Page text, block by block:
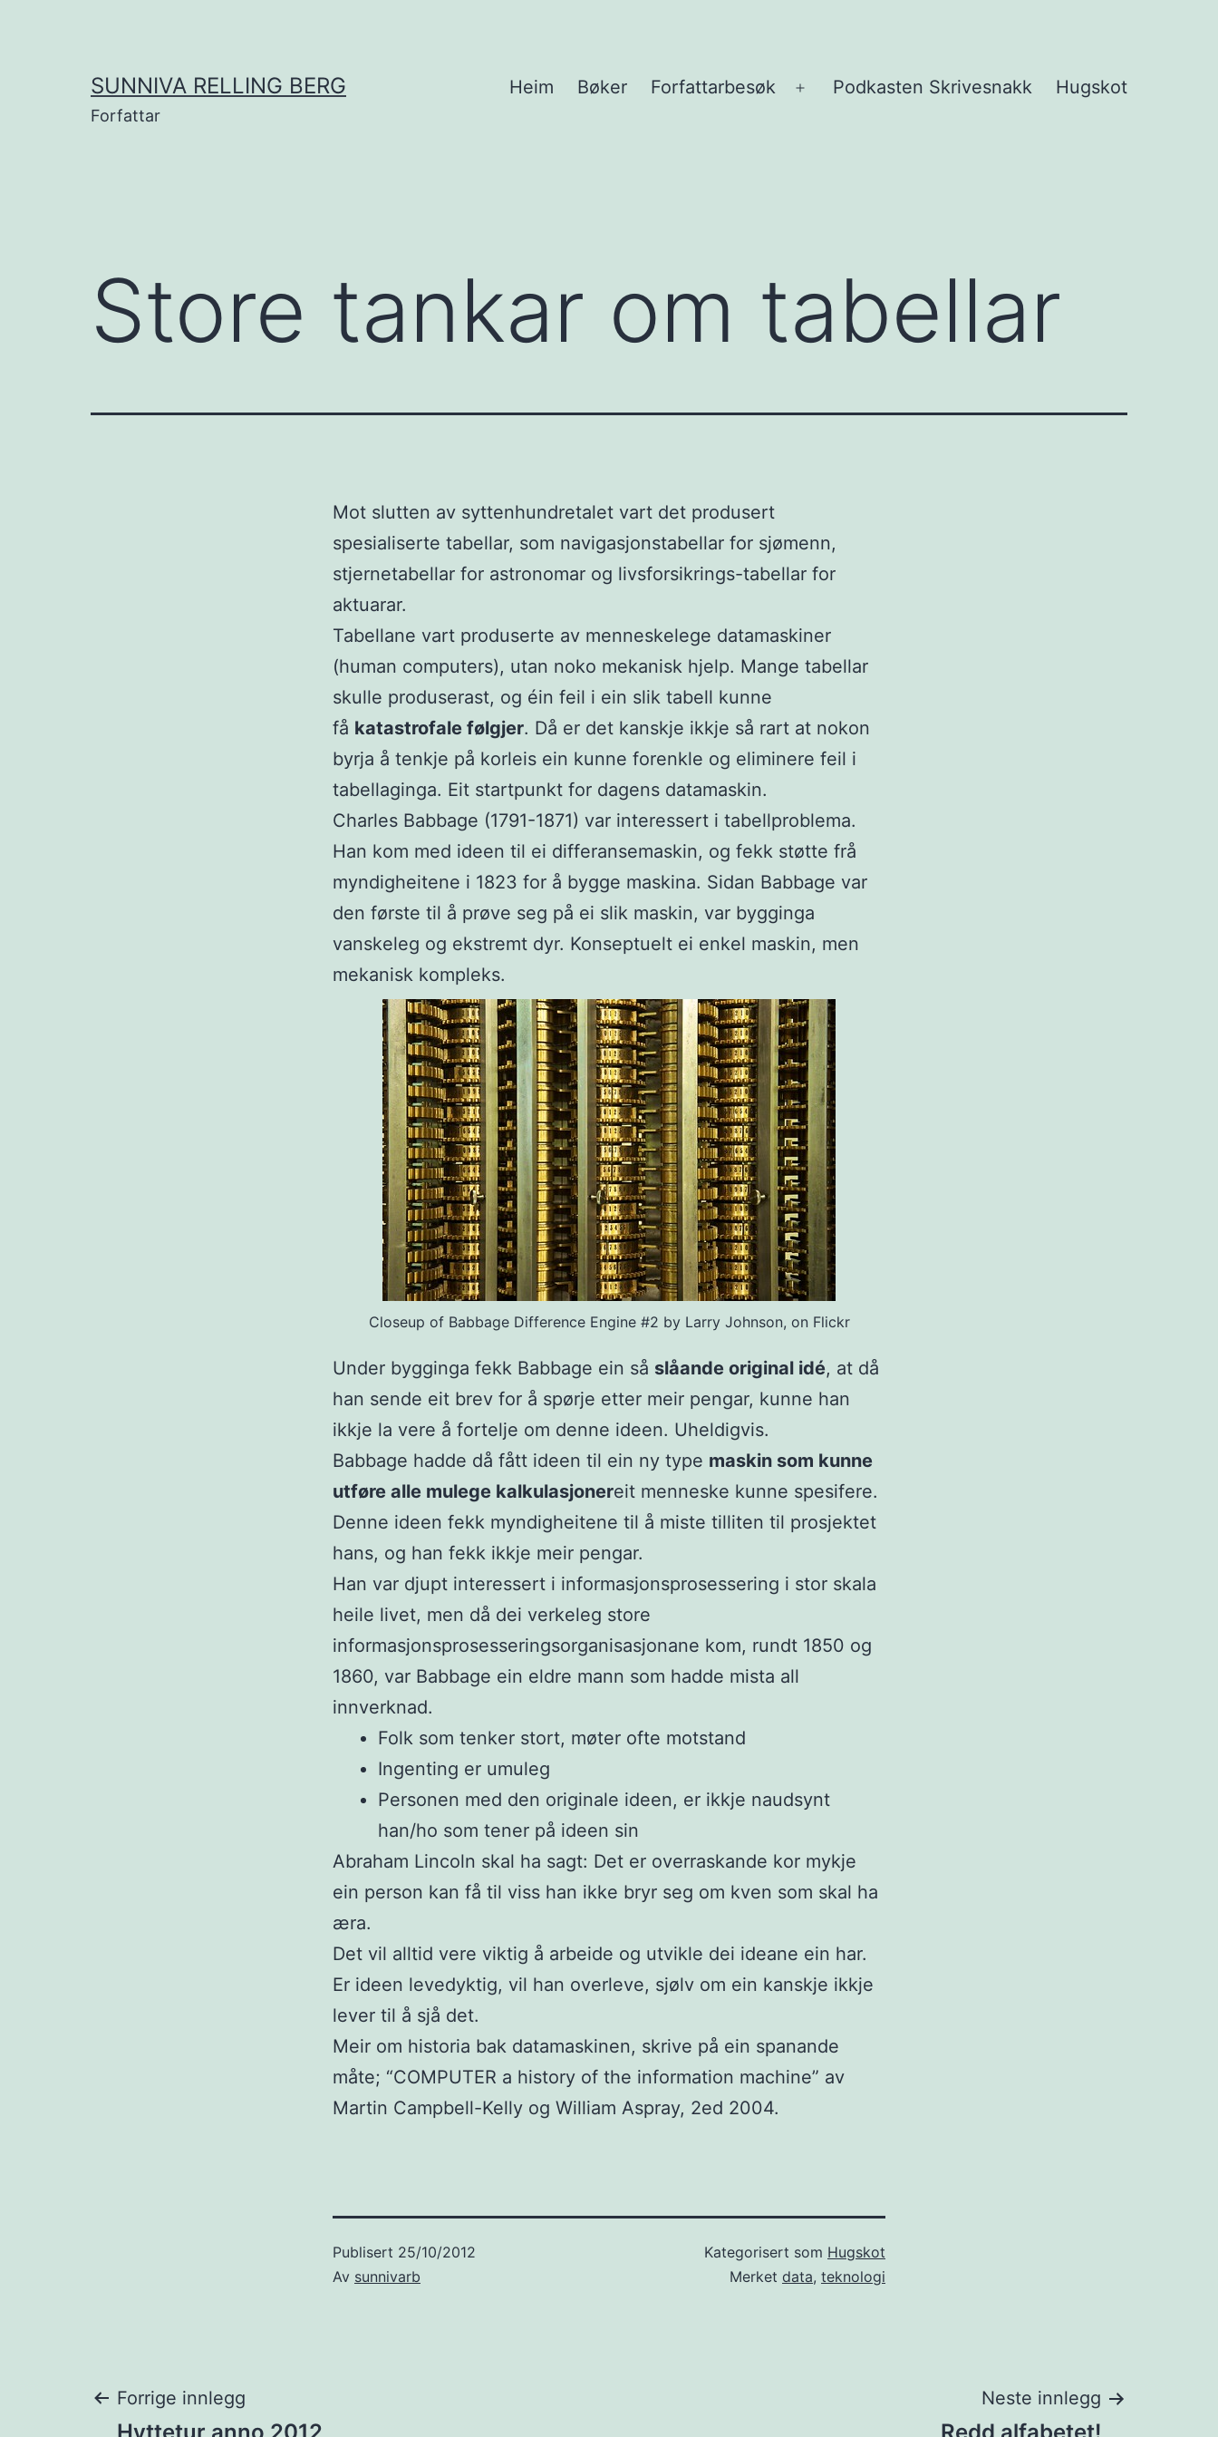
SUNNIVA RELLING BERG
Forfattar
Heim Bøker Forfattarbesøk
Åpne
Podkasten Skrivesnakk Hugskot
Store tankar om tabellar
Mot slutten av syttenhundretalet vart det produsert
spesialiserte tabellar, som navigasjonstabellar for sjømenn,
stjernetabellar for astronomar og livsforsikrings-tabellar for
aktuarar.
Tabellane vart produserte av menneskelege datamaskiner
(human computers), utan noko mekanisk hjelp. Mange tabellar
skulle produserast, og éin feil i ein slik tabell kunne
få katastrofale følgjer. Då er det kanskje ikkje så rart at nokon
byrja å tenkje på korleis ein kunne forenkle og eliminere feil i
tabellaginga. Eit startpunkt for dagens datamaskin.
Charles Babbage (1791-1871) var interessert i tabellproblema.
Han kom med ideen til ei differansemaskin, og fekk støtte frå
myndigheitene i 1823 for å bygge maskina. Sidan Babbage var
den første til å prøve seg på ei slik maskin, var bygginga
vanskeleg og ekstremt dyr. Konseptuelt ei enkel maskin, men
mekanisk kompleks.
Closeup of Babbage Difference Engine #2 by Larry Johnson, on Flickr
Under bygginga fekk Babbage ein så slåande original idé, at då
han sende eit brev for å spørje etter meir pengar, kunne han
ikkje la vere å fortelje om denne ideen. Uheldigvis.
Babbage hadde då fått ideen til ein ny type maskin som kunne
utføre alle mulege kalkulasjonereit menneske kunne spesifere.
Denne ideen fekk myndigheitene til å miste tilliten til prosjektet
hans, og han fekk ikkje meir pengar.
Han var djupt interessert i informasjonsprosessering i stor skala
heile livet, men då dei verkeleg store
informasjonsprosesseringsorganisasjonane kom, rundt 1850 og
1860, var Babbage ein eldre mann som hadde mista all
innverknad.
Folk som tenker stort, møter ofte motstand
Ingenting er umuleg
Personen med den originale ideen, er ikkje naudsynt
han/ho som tener på ideen sin
Abraham Lincoln skal ha sagt: Det er overraskande kor mykje
ein person kan få til viss han ikke bryr seg om kven som skal ha
æra.
Det vil alltid vere viktig å arbeide og utvikle dei ideane ein har.
Er ideen levedyktig, vil han overleve, sjølv om ein kanskje ikkje
lever til å sjå det.
Meir om historia bak datamaskinen, skrive på ein spanande
måte; “COMPUTER a history of the information machine” av
Martin Campbell-Kelly og William Aspray, 2ed 2004.
Publisert 25/10/2012
Av sunnivarb
Kategorisert som Hugskot
Merket data, teknologi
Innleggsnavigasjon
Forrige innlegg Neste innlegg